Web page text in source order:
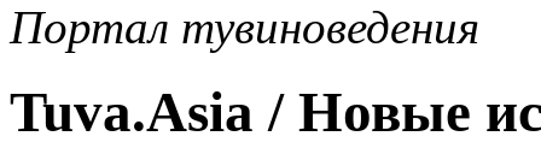
Портал тувиноведения
Tuva.Asia / Новые